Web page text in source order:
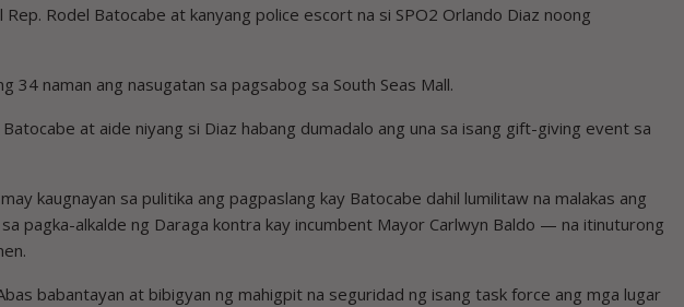
Rep. Rodel Batocabe at kanyang police escort na si SPO2 Orlando Diaz noong
34 naman ang nasugatan sa pagsabog sa South Seas Mall.
at aide niyang si Diaz habang dumadalo ang una sa isang gift-giving event sa
kaugnayan sa pulitika ang pagpaslang kay Batocabe dahil lumilitaw na malakas ang
pagka-alkalde ng Daraga kontra kay incumbent Mayor Carlwyn Baldo — na itinuturong
babantayan at bibigyan ng mahigpit na seguridad ng isang task force ang mga lugar